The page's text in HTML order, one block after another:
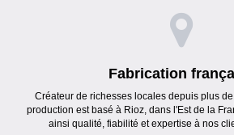
Fabrication
Créateur de richesses locales depuis plus
production est basé à Rioz, dans l'Est de la
ainsi qualité, fiabilité et expertise à nos